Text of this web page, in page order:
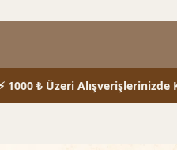
1000 ₺ Üzeri Alışverişlerinizde